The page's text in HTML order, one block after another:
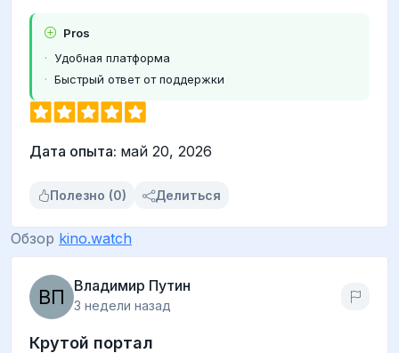
Pros
Удобная платформа
Быстрый ответ от поддержки
Дата опыта: май 20, 2026
Полезно (0) Делиться
Обзор kino.watch
Владимир Путин
3 недели назад
Крутой портал